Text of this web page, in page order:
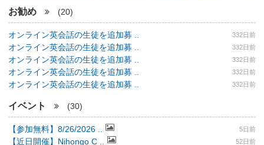
お勧め (20)
オンライン英会話の生徒を追加募 .. 332日前
オンライン英会話の生徒を追加募 .. 332日前
オンライン英会話の生徒を追加募 .. 332日前
オンライン英会話の生徒を追加募 .. 332日前
オンライン英会話の生徒を追加募 .. 332日前
イベント (30)
【参加無料】8/26/2026 .. 5日前
【近日開催】Nihongo C .. 52日前